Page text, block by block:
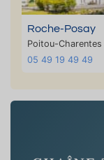
Roche-Posay
Poitou-Charentes
05 49 19 49 49